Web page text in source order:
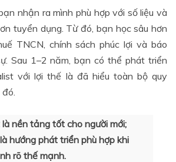
nhận ra mình phù hợp với số liệu và
tuyển dụng. Từ đó, bạn học sâu hơn
TNCN, chính sách phúc lợi và báo
Sau 1–2 năm, bạn có thể phát triển
với lợi thế là đã hiểu toàn bộ quy
là nền tảng tốt cho người mới;
hướng phát triển phù hợp khi
rõ thế mạnh.